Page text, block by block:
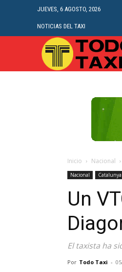
JUEVES, 6 AGOSTO, 2026
NOTICIAS DEL TAXI
Inicio Nacional
Nacional Catalunya
Un
El taxista ha
Por Todo Taxi -